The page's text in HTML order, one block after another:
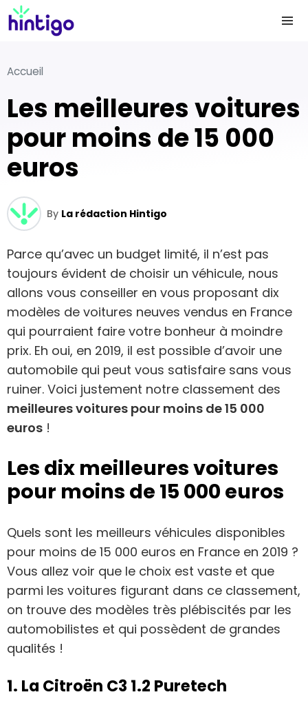
Accueil
Les meilleures voitures
pour moins de 15 000
euros
By La rédaction Hintigo
Parce qu’avec un budget limité, il n’est pas
toujours évident de choisir un véhicule, nous
allons vous conseiller en vous proposant dix
modèles de voitures neuves vendus en France
qui pourraient faire votre bonheur à moindre
prix. Eh oui, en 2019, il est possible d’avoir une
automobile qui peut vous satisfaire sans vous
ruiner. Voici justement notre classement des
meilleures voitures pour moins de 15 000
euros !
Les dix meilleures voitures
pour moins de 15 000 euros
Quels sont les meilleurs véhicules disponibles
pour moins de 15 000 euros en France en 2019 ?
Vous allez voir que le choix est vaste et que
parmi les voitures figurant dans ce classement,
on trouve des modèles très plébiscités par les
automobilistes et qui possèdent de grandes
qualités !
1. La Citroën C3 1.2 Puretech